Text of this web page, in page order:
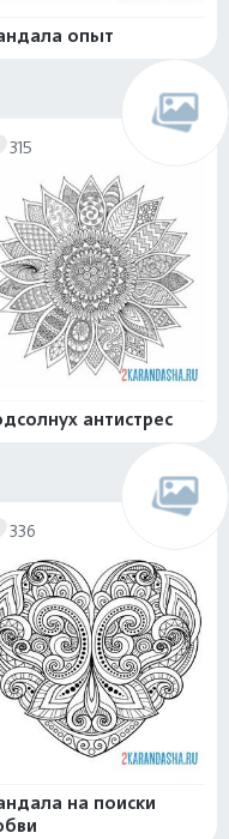
опыт
315
антистрес
336
на поиски